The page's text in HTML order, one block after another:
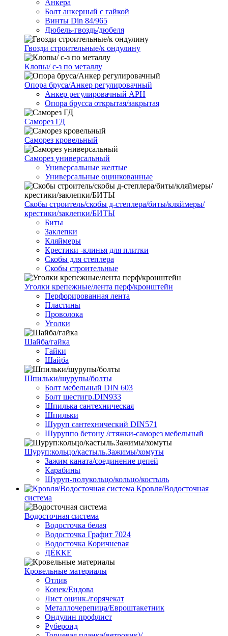
Анкера
Болт анкерный с гайкой
Винты Din 84/965
Дюбель-гвоздь/дюбеля
Гвозди строительные/к ондулину
Клопы/ с-з по металлу
Опора бруса/Анкер регулировачный
Анкер регулировачный АРН
Опора брусса открытая/закрытая
Саморез ГД
Саморез кровельный
Саморез универсальный
Универсальные желтые
Универсальные оцинкованные
Скобы строитель/скобы д-степлера/биты/кляймеры/
крестики/заклепки/БИТЫ
Биты
Заклепки
Кляймеры
Крестики -клинья для плитки
Скобы для степлера
Скобы строительные
Уголки крепежные/лента перф/кронштейн
Перфорированная лента
Пластины
Проволока
Уголки
Шайба/гайка
Гайки
Шайба
Шпильки/шурупы/болты
Болт мебельный DIN 603
Болт шестигр.DIN933
Шпилька сантехническая
Шпильки
Шуруп сантехнический DIN571
Шуруппо бетону /стяжки-саморез мебельный
Шуруп:кольцо/кастыль.Зажимы/хомуты
Зажим каната/соединение цепей
Карабины
Шуруп-полукольцо/кольцо/костыль
Кровля/Водосточная
система
Водосточная система
Водосточка белая
Водосточка Графит 7024
Водосточка Коричневая
ДЁККЕ
Кровельные материалы
Отлив
Конек/Ендова
Лист оцинк./горячекат
Металлочерепица/Евроштакетник
Ондулин профлист
Рубероид